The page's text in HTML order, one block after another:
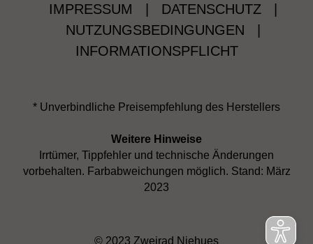
IMPRESSUM DATENSCHUTZ
NUTZUNGSBEDINGUNGEN
INFORMATIONSPFLICHT
* Unverbindliche Preisempfehlung des Herstellers
Weitere Hinweise
Irrtümer, Tippfehler und technische Änderungen
vorbehalten. Farbabweichungen möglich. Stand: März
2023
© 2023 Zweirad Niehues